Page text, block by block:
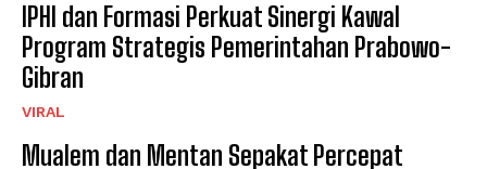
IPHI dan Formasi Perkuat Sinergi Kawal
Program Strategis Pemerintahan Prabowo-
Gibran
VIRAL
Mualem dan Mentan Sepakat Percepat